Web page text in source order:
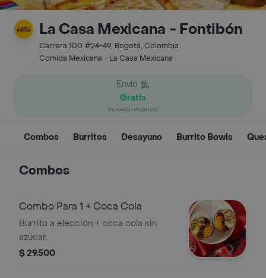
La Casa Mexicana - Fontibón
Carrera 100 #24-49, Bogotá, Colombia
Comida Mexicana - La Casa Mexicana
Envío
Gratis
(nuevos usuarios)
Combos Burritos Desayuno Burrito Bowls
Combos
Combo Para 1 + Coca Cola
Burrito a elección + coca cola sin
azúcar.
$ 29.500